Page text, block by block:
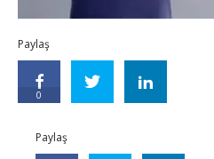
Paylaş
0
Paylaş